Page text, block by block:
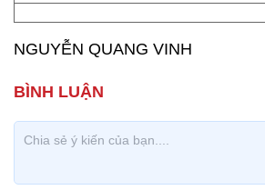
NGUYỄN QUANG VINH